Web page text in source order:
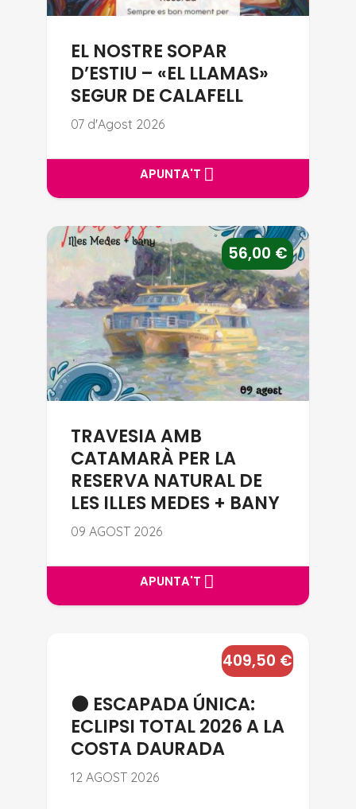
EL NOSTRE SOPAR
D’ESTIU – «EL LLAMAS»
SEGUR DE CALAFELL
07 d'Agost 2026
APUNTA'T
APUNTA'T
TRAVESIA AMB CATAMARÀ PER LA RESERVA
56,00 €
TRAVESIA AMB
CATAMARÀ PER LA
RESERVA NATURAL DE
LES ILLES MEDES + BANY
09 AGOST 2026
APUNTA'T
APUNTA'T
🌑 ESCAPADA ÚNICA:
409,50 €
🌑 ESCAPADA ÚNICA:
ECLIPSI TOTAL 2026 A LA
COSTA DAURADA
12 AGOST 2026